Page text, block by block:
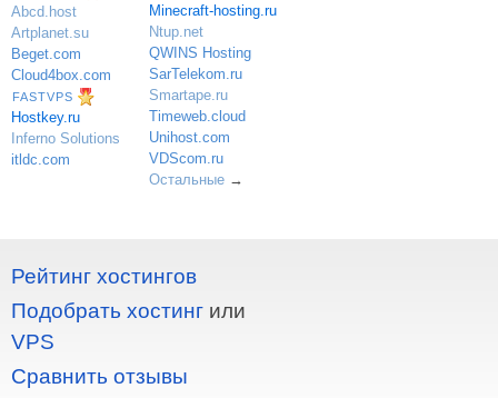
Abcd.host
Artplanet.su
Beget.com
Cloud4box.com
FASTVPS
Hostkey.ru
Inferno Solutions
itldc.com
Minecraft-hosting.ru
Ntup.net
QWINS Hosting
SarTelekom.ru
Smartape.ru
Timeweb.cloud
Unihost.com
VDScom.ru
Остальные→
Рейтинг хостингов
Подобрать хостинг или
VPS
Сравнить отзывы